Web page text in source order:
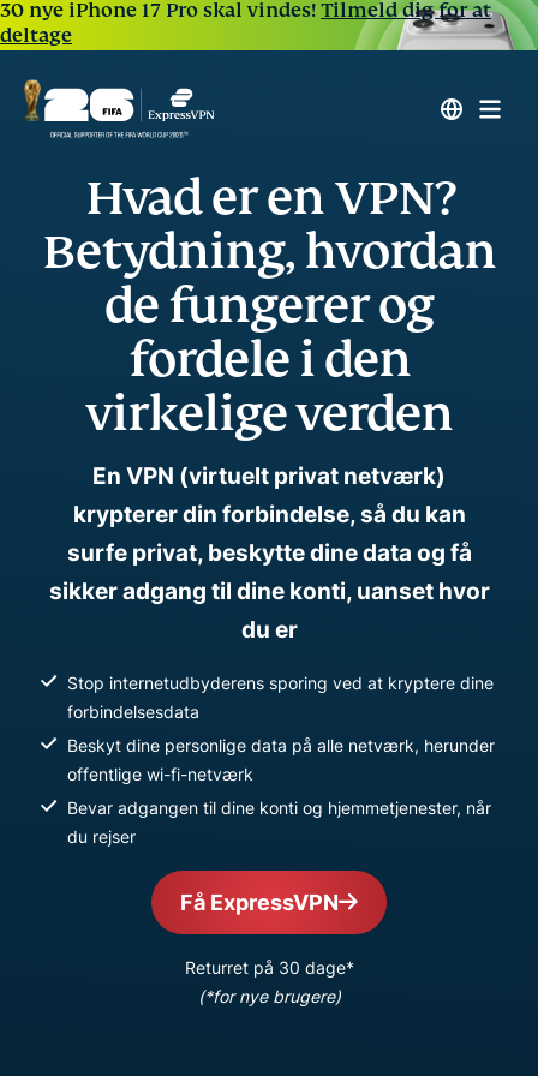
30 nye iPhone 17 Pro skal vindes!Tilmeld dig for at
deltage
Hvad er en VPN?
Betydning, hvordan
de fungerer og
fordele i den
virkelige verden
En VPN (virtuelt privat netværk)
krypterer din forbindelse, så du kan
surfe privat, beskytte dine data og få
sikker adgang til dine konti, uanset hvor
du er
Stop internetudbyderens sporing ved at kryptere dine
forbindelsesdata
Beskyt dine personlige data på alle netværk, herunder
offentlige wi-fi-netværk
Bevar adgangen til dine konti og hjemmetjenester, når
du rejser
Få ExpressVPN
Returret på 30 dage*
(*for nye brugere)